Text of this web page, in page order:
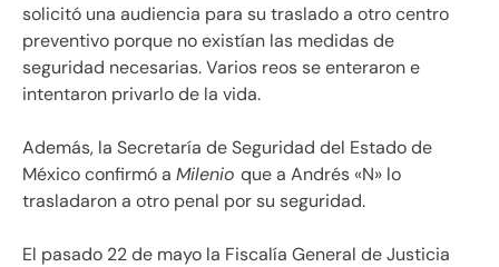
solicitó una audiencia para su traslado a otro centro
preventivo porque no existían las medidas de
seguridad necesarias. Varios reos se enteraron e
intentaron privarlo de la vida.
Además, la Secretaría de Seguridad del Estado de
México confirmó a Milenio que a Andrés «N» lo
trasladaron a otro penal por su seguridad.
El pasado 22 de mayo la Fiscalía General de Justicia